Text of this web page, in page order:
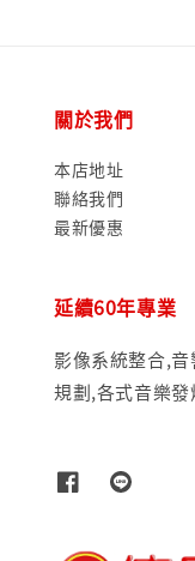
關於我們
本店地址
聯絡我們
最新優惠
延續60年專業
影像系統整合,
規劃,各式音樂發